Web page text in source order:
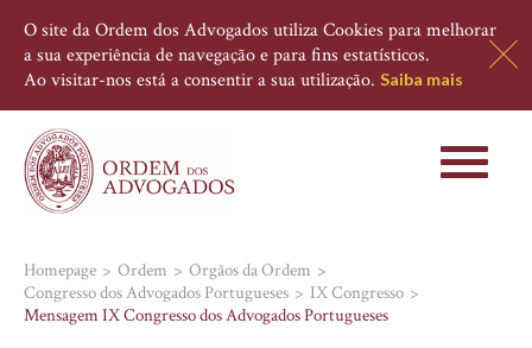
O site da Ordem dos Advogados utiliza Cookies para melhorar
a sua experiência de navegação e para fins estatísticos.
Ao visitar-nos está a consentir a sua utilização. Saiba mais
Toggle
Homepage Ordem
Orgãos da Ordem
Congresso dos Advogados Portugueses
IX Congresso
Mensagem IX Congresso dos Advogados Portugueses